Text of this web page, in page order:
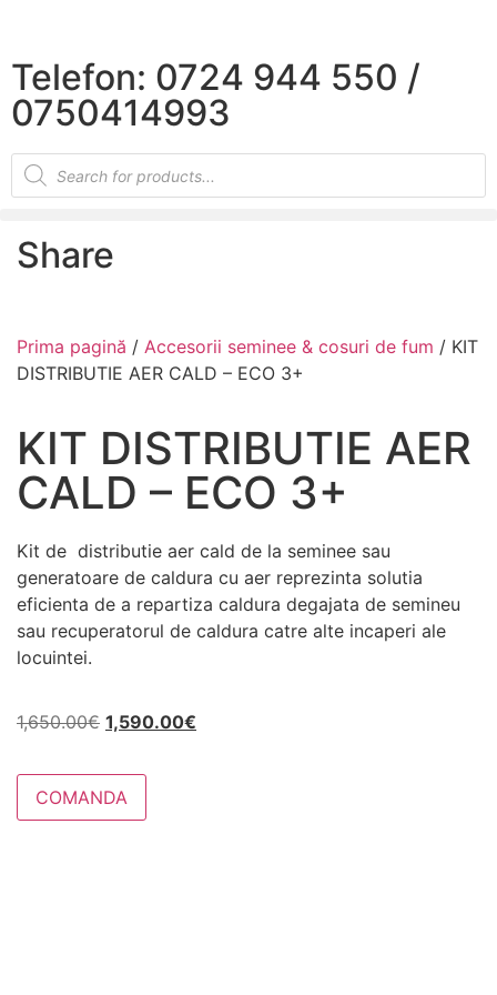
Telefon: 0724 944 550 /
0750414993
Prima pagină / Accesorii seminee & cosuri de fum / KIT
DISTRIBUTIE AER CALD – ECO 3+
KIT DISTRIBUTIE AER
CALD – ECO 3+
Kit de distributie aer cald de la seminee sau
generatoare de caldura cu aer reprezinta solutia
eficienta de a repartiza caldura degajata de semineu
sau recuperatorul de caldura catre alte incaperi ale
locuintei.
1,650.00€ 1,590.00€
COMANDA
Share